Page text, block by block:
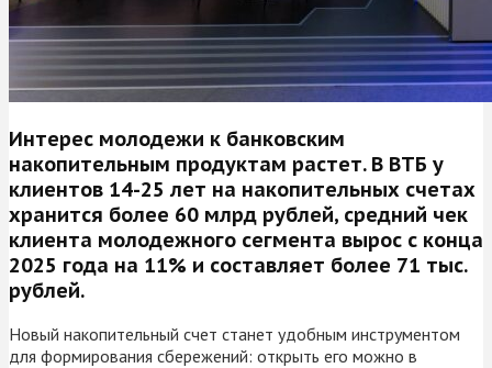
Интерес молодежи к банковским
накопительным продуктам растет. В ВТБ у
клиентов 14-25 лет на накопительных счетах
хранится более 60 млрд рублей, средний чек
клиента молодежного сегмента вырос с конца
2025 года на 11% и составляет более 71 тыс.
рублей.
Новый накопительный счет станет удобным инструментом
для формирования сбережений: открыть его можно в